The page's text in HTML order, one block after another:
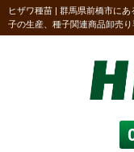
ヒザワ種苗 | 群馬県前橋市に
子の生産、種子関連商品卸売り